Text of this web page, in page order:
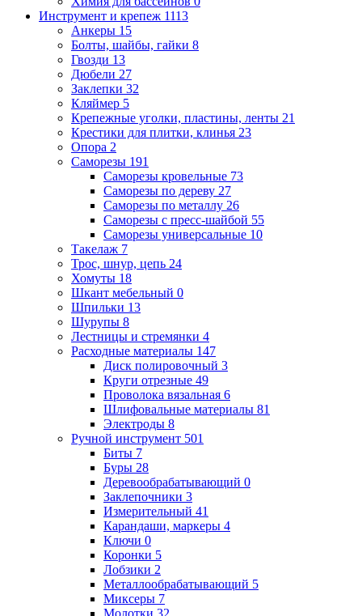
Инструмент и крепеж 1113
Анкеры 15
Болты, шайбы, гайки 8
Гвозди 13
Дюбели 27
Заклепки 32
Кляймер 5
Крепежные уголки, пластины, ленты 21
Крестики для плитки, клинья 23
Опора 2
Саморезы 191
Саморезы кровельные 73
Саморезы по дереву 27
Саморезы по металлу 26
Саморезы с пресс-шайбой 55
Саморезы универсальные 10
Такелаж 7
Трос, шнур, цепь 24
Хомуты 18
Шкант мебельный 0
Шпильки 13
Шурупы 8
Лестницы и стремянки 4
Расходные материалы 147
Диск полировочный 3
Круги отрезные 49
Проволока вязальная 6
Шлифовальные материалы 81
Электроды 8
Ручной инструмент 501
Биты 7
Буры 28
Деревообрабатывающий 0
Заклепочники 3
Измерительный 41
Карандаши, маркеры 4
Ключи 0
Коронки 5
Лобзики 2
Металлообрабатывающий 5
Миксеры 7